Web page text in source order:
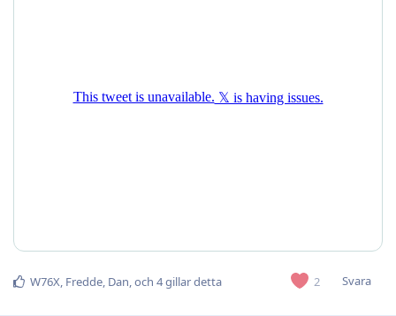
2 Svara
W76X, Fredde, Dan, och 4gillar detta